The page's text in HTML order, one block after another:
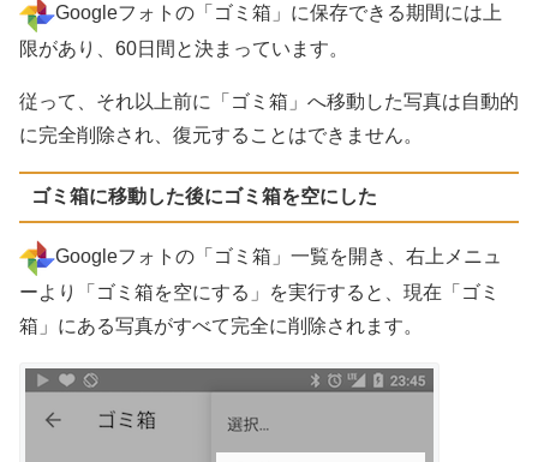
Googleフォトの「ゴミ箱」に保存できる期間には上
限があり、60日間と決まっています。
従って、それ以上前に「ゴミ箱」へ移動した写真は自動的
に完全削除され、復元することはできません。
ゴミ箱に移動した後にゴミ箱を空にした
Googleフォトの「ゴミ箱」一覧を開き、右上メニュ
ーより「ゴミ箱を空にする」を実行すると、現在「ゴミ
箱」にある写真がすべて完全に削除されます。